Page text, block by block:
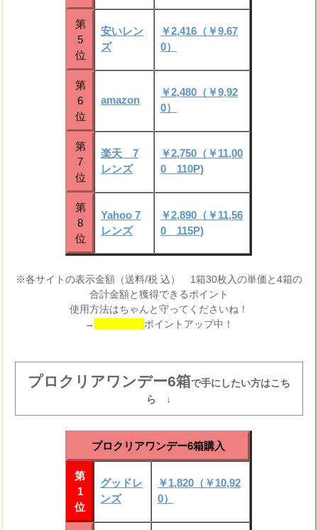
第
5
位
安いレン
ズ
￥2,416（￥9,67
0）
第
6
位
amazon
￥2,480（￥9,92
0）
第
7
位
楽天 7
レンズ
￥2,750（￥11,00
0 110P)
第
8
位
Yahoo 7
レンズ
￥2,890（￥11,56
0 115P)
※各サイトの表示金額（送料/税 込） 1箱30枚入の単価と4箱の
合計金額と獲得できるポイント
使用方法はちゃんと守ってくださいね！
→
ポイントアップ中！
プロクリアワンデー6箱で手にしたい方はこち
ら ↓
プロクリアワンデー6箱購入
第
1
位
グッドレ
ンズ
￥1,820（￥10,92
0）